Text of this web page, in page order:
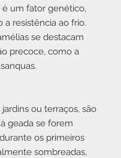
um fator genético,
a resistência ao frio.
se destacam
precoce, como a
jardins ou terraços, são
geada se forem
os primeiros
sombreadas,